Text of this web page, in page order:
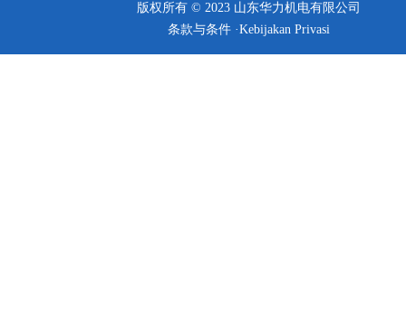
版权所有 © 2023 山东华力机电有限公司
条款与条件 ·Kebijakan Privasi